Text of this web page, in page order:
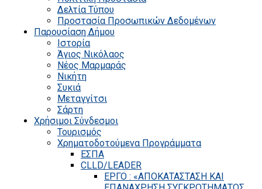
Δελτία Τύπου
Προστασία Προσωπικών Δεδομένων
Παρουσίαση Δήμου
Ιστορία
Άγιος Νικόλαος
Νέος Μαρμαράς
Νικήτη
Συκιά
Μεταγγίτσι
Σάρτη
Χρήσιμοι Σύνδεσμοι
Τουρισμός
Χρηματοδοτούμενα Προγράμματα
ΕΣΠΑ
CLLD/LEADER
ΕΡΓΟ : «ΑΠΟΚΑΤΑΣΤΑΣΗ ΚΑΙ